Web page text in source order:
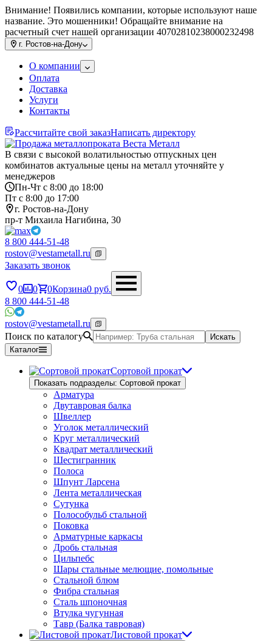
Внимание! Появились компании, которые используют наше
название. Это мошенники! Обращайте внимание на
расчетный счет нашей организации 40702810238000232498
г. Ростов-на-Дону
О компании
Оплата
Доставка
Услуги
Контакты
Рассчитайте свой заказНаписать директору
В связи с высокой волатильностью отпускных цен
комбинатов актуальные цены на металл уточняйте у
менеджеров
Пн-Чт с 8:00 до 18:00
Пт с 8:00 до 17:00
г. Ростов-на-Дону
пр-т Михаила Нагибина, 30
8 800 444-51-48
rostov@vestametall.ru
Заказать звонок
0 0 0Корзина0 руб.
8 800 444-51-48
rostov@vestametall.ru
Поиск по каталогу
Искать
Каталог
Сортовой прокат
Показать подразделы: Сортовой прокат
Арматура
Двутавровая балка
Швеллер
Уголок металлический
Круг металлический
Квадрат металлический
Шестигранник
Полоса
Шпунт Ларсена
Лента металлическая
Сутунка
Полособульб стальной
Поковка
Арматурные каркасы
Дробь стальная
Цильпебс
Шары стальные мелющие, помольные
Стальной блюм
Фибра стальная
Сталь шпоночная
Втулка чугунная
Тавр (Балка тавровая)
Листовой прокат